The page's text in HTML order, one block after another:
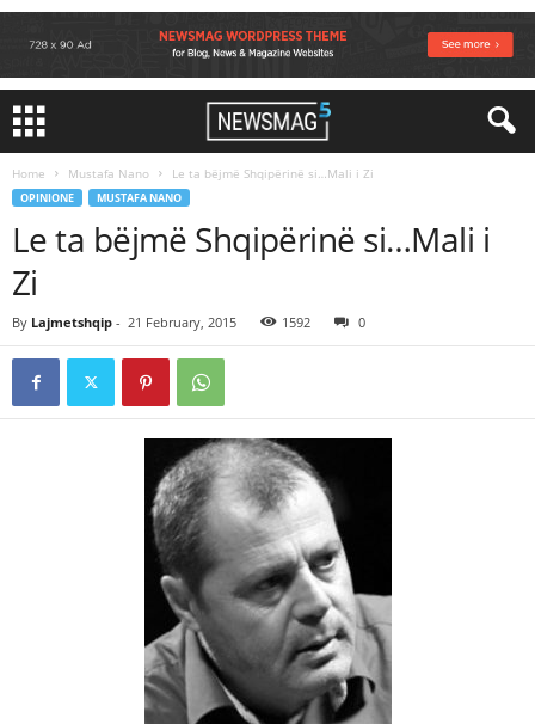
Home Mustafa Nano Le ta bëjmë Shqipërinë si…Mali i Zi
OPINIONE MUSTAFA NANO
Le ta bëjmë Shqipërinë si…Mali i
Zi
By Lajmetshqip - 21 February, 2015 1592 0